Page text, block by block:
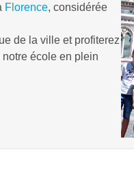
Florence, considérée
de la ville et profiterez
école en plein